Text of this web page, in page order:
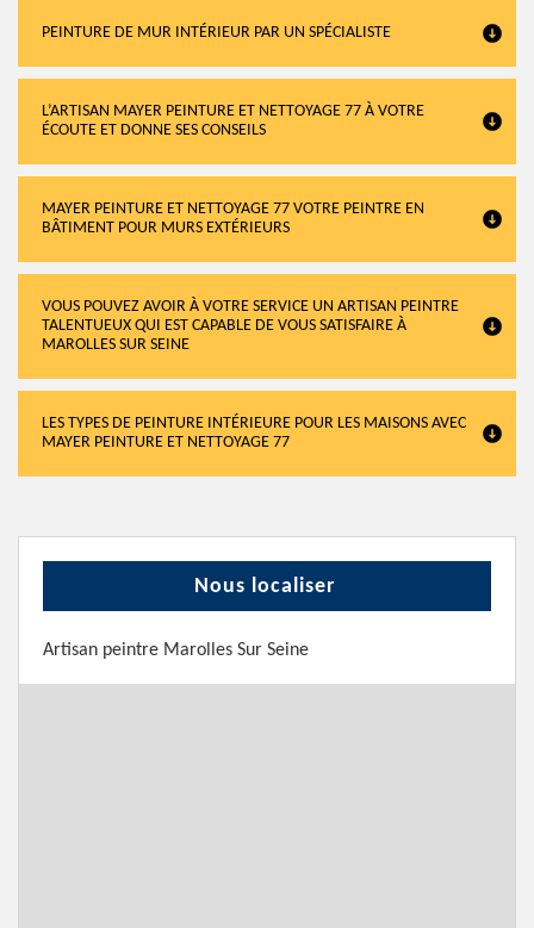
PEINTURE DE MUR INTÉRIEUR PAR UN SPÉCIALISTE
L’ARTISAN MAYER PEINTURE ET NETTOYAGE 77 À VOTRE
ÉCOUTE ET DONNE SES CONSEILS
MAYER PEINTURE ET NETTOYAGE 77 VOTRE PEINTRE EN
BÂTIMENT POUR MURS EXTÉRIEURS
VOUS POUVEZ AVOIR À VOTRE SERVICE UN ARTISAN PEINTRE
TALENTUEUX QUI EST CAPABLE DE VOUS SATISFAIRE À
MAROLLES SUR SEINE
LES TYPES DE PEINTURE INTÉRIEURE POUR LES MAISONS AVEC
MAYER PEINTURE ET NETTOYAGE 77
Nous localiser
Artisan peintre Marolles Sur Seine